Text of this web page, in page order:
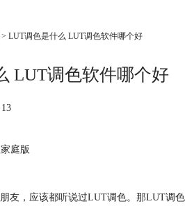
> LUT调色是什么 LUT调色软件哪个好
LUT调色软件哪个好
庭版
友，应该都听说过LUT调色。那LUT调色